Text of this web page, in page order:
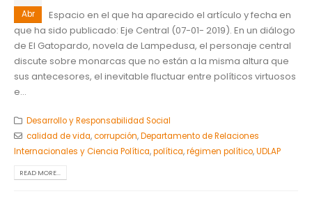
Abr
Espacio en el que ha aparecido el artículo y fecha en
que ha sido publicado: Eje Central (07-01- 2019). En un diálogo
de El Gatopardo, novela de Lampedusa, el personaje central
discute sobre monarcas que no están a la misma altura que
sus antecesores, el inevitable fluctuar entre políticos virtuosos
e...
Desarrollo y Responsabilidad Social
calidad de vida,corrupción,Departamento de Relaciones
Internacionales y Ciencia Política,política,régimen político,UDLAP
READ MORE...